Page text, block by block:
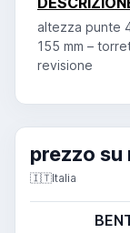
altezza punte
155 mm –
revisione
prezzo
🇮🇹Italia